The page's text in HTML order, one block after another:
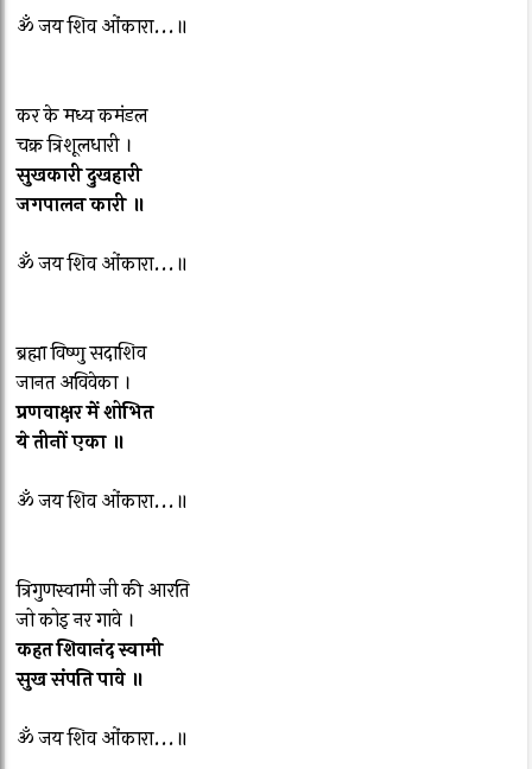
ॐ जय शिव ओंकारा...॥
कर के मध्य कमंडल
चक्र त्रिशूलधारी ।
सुखकारी दुखहारी
जगपालन कारी ॥
ॐ जय शिव ओंकारा...॥
ब्रह्मा विष्णु सदाशिव
जानत अविवेका ।
प्रणवाक्षर में शोभित
ये तीनों एका ॥
ॐ जय शिव ओंकारा...॥
त्रिगुणस्वामी जी की आरति
जो कोइ नर गावे ।
कहत शिवानंद स्वामी
सुख संपति पावे ॥
ॐ जय शिव ओंकारा...॥